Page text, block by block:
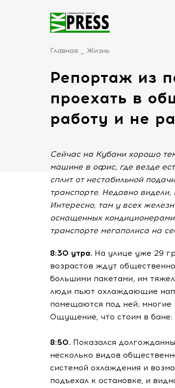
Главная Жизнь
Репортаж из
проехать в
работу и не
Сейчас на Кубани хорошо
машине в офис, где везде
сплит от нестабильной
транспорте. Недавно
Интересно, там у всех
оснащенных
транспорте мегаполиса на
8:30 утра. На улице уже 29
возрастов ждут
большими пакетами, им
люди пьют охлаждающие
помещаются под ней;
Ощущение, что стоим в бане:
8:50. Показался
несколько видов
системой охлаждения и
подъехал к остановке, и